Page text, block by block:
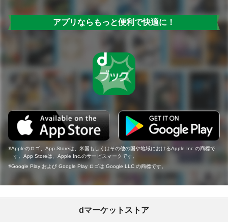
アプリならもっと便利で快適に！
Appleのロゴ、App Storeは、米国もしくはその他の国や地域におけるApple Inc.の商標で
す。App Storeは、Apple Inc.のサービスマークです。
Google Play および Google Play ロゴは Google LLC の商標です。
dマーケットストア